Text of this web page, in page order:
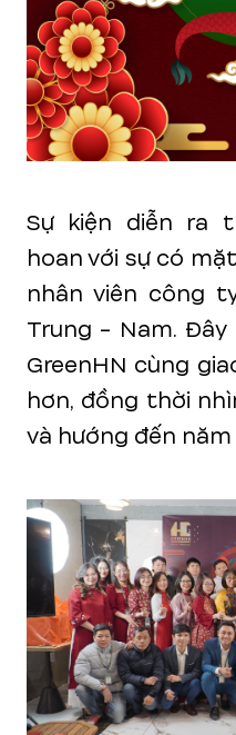
Sự kiện diễn ra
hoan với sự có
nhân viên công
Trung - Nam.
GreenHN cùng
hơn, đồng thời
và hướng đến